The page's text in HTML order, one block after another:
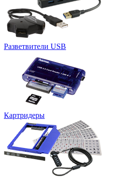
Разветвители USB
Картридеры